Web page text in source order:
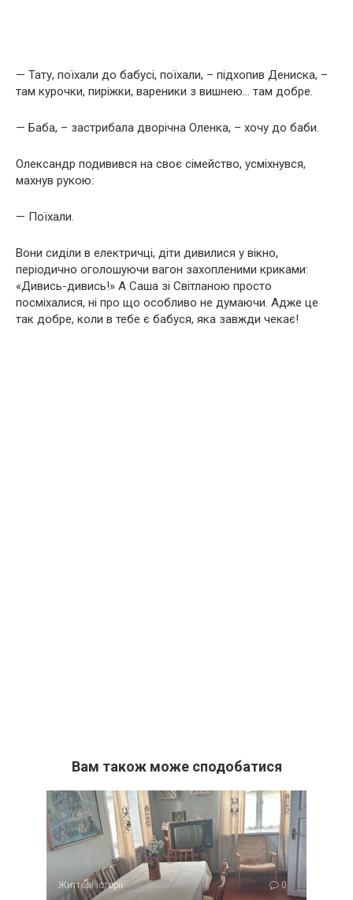
— Тату, поїхали до бабусі, поїхали, – підхопив Дениска, –
там курочки, пиріжки, вареники з вишнею… там добре.
— Баба, – застрибала дворічна Оленка, – хочу до баби.
Олександр подивився на своє сімейство, усміхнувся,
махнув рукою:
— Поїхали.
Вони сиділи в електричці, діти дивилися у вікно,
періодично оголошуючи вагон захопленими криками:
«Дивись-дивись!» А Саша зі Світланою просто
посміхалися, ні про що особливо не думаючи. Адже це
так добре, коли в тебе є бабуся, яка завжди чекає!
Вам також може сподобатися
Життєві історії 0